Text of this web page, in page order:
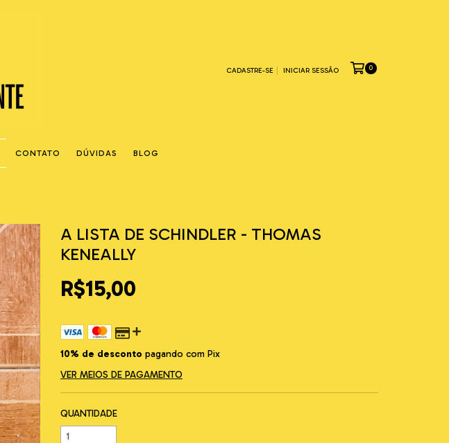
CADASTRE-SE INICIAR SESSÃO 0
CONTATO DÚVIDAS BLOG
A LISTA DE SCHINDLER - THOMAS
KENEALLY
R$15,00
10% de desconto pagando com Pix
VER MEIOS DE PAGAMENTO
QUANTIDADE